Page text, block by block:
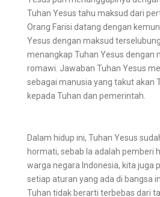
Tuhan Yesus tahu maksud dari
Orang Farisi datang dengan
Yesus dengan maksud
menangkap Tuhan Yesus dengan
romawi. Jawaban Tuhan Yesus
sebagai manusia yang takut akan
kepada Tuhan dan pemerintah.
Dalam hidup ini, Tuhan Yesus
hormati, sebab Ia adalah pemberi
warga negara Indonesia, kita juga
setiap aturan yang ada di bangsa
Tuhan tidak berarti terbebas dari